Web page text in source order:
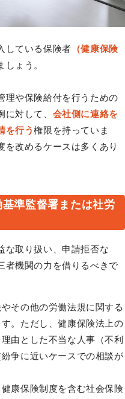
している保険者 （健康保険
しょう。
理や保険給付を行うための
対して、 会社側に連絡を
を行う権限を持っていま
を改めるケースは多くあり
準監督署または社労
な取り扱い、申請拒否な
者機関の力を借りるべきで
やその他の労働法規に関する
。ただし、健康保険法上の
由とした不当な人事（不利
争に近いケースでの相談が
健康保険制度を含む社会保険